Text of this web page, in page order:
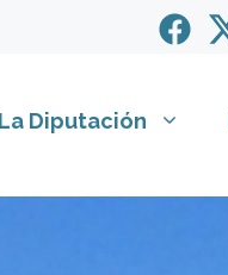
La Diputación